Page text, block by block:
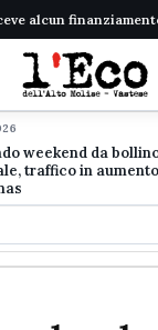
alcun
weekend da
traffico in